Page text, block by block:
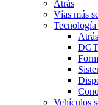
Atrás
Vías más
Tecnología
Atrás
Vehículos